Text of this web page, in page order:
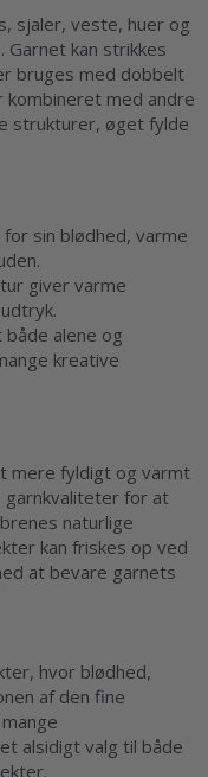
sjaler, veste, huer og
Garnet kan strikkes
bruges med dobbelt
kombineret med andre
strukturer, øget fylde
sin blødhed, varme
giver varme
både alene og
kreative
mere fyldigt og varmt
garnkvaliteter for at
naturlige
kan friskes op ved
at bevare garnets
hvor blødhed,
af den fine
alsidigt valg til både